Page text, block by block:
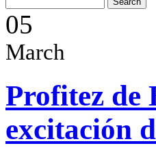
05
March
Profitez de
excitación